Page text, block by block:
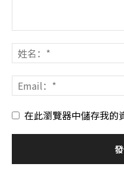
在此瀏覽器中儲存我的